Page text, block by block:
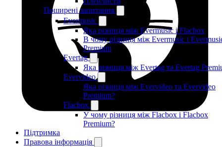
Поширені запитання
Evermusic
Яка різниця між Evermusic і Flacbox
В чому різниця між Evermusic і
Premium
Evertag
Яка різниця між Evertag та Evertag
Evervideo
Яка різниця між Evervideo та Evervideo
Premium?
Flacbox
У чому різниця між Flacbox і Flacbox
Premium?
Підтримка
Правова інформація